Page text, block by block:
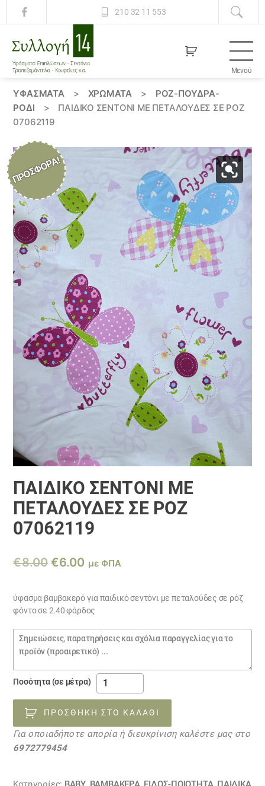
210 32 11 553
14
Μενού
ΥΦΆΣΜΑΤΑ > ΧΡΏΜΑΤΑ >
ΡΟΖ-ΠΟΥΔΡΑ-
ΡΟΔΙ
>
ΠΑΙΔΙΚΌ ΣΕΝΤΌΝΙ ΜΕ ΠΕΤΑΛΟΎΔΕΣ ΣΕ ΡΌΖ
07062119
ΠΡΟΣΦΟΡΆ!
ΠΑΙΔΙΚΌ ΣΕΝΤΌΝΙ ΜΕ
ΠΕΤΑΛΟΎΔΕΣ ΣΕ ΡΌΖ
07062119
€8.00 Original
was:
€8.00.
€6.00Η
τιμή
είναι:
€6.00.
με ΦΠΑ
ύφασμα βαμβακερό για παιδικό σεντόνι με πεταλούδες σε ρόζ
φόντο σε 2.40 φάρδος
Σημειώσεις
παραγγελίας
Ποσότητα (σε μέτρα)
παιδικό
σεντόνι
με
πεταλούδες
σε
ΠΡΟΣΘΉΚΗ ΣΤΟ ΚΑΛΆΘΙ
Για οποιαδήποτε απορία ή διευκρίνιση καλέστε μας στο
6972779454